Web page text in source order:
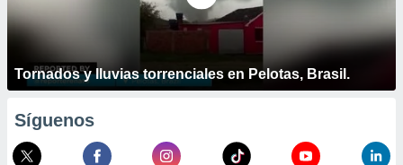
Tornados y lluvias torrenciales en Pelotas, Brasil.
Síguenos